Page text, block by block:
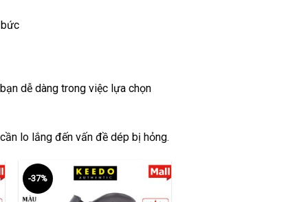
dễ dàng trong việc lựa chọn
lo lắng đến vấn đề dép bị hỏng.
-37%